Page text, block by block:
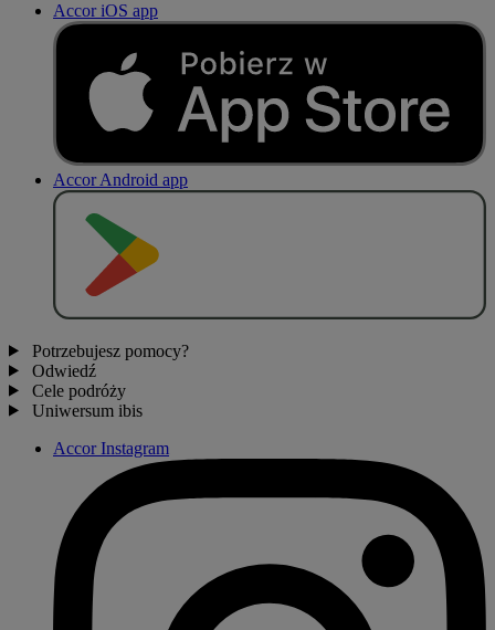
Accor iOS app
Accor Android app
Potrzebujesz pomocy?
Odwiedź
Cele podróży
Uniwersum ibis
Accor Instagram